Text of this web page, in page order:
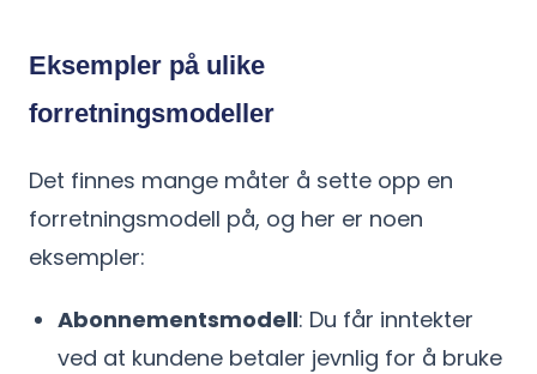
Eksempler på ulike
forretningsmodeller
Det finnes mange måter å sette opp en
forretningsmodell på, og her er noen
eksempler:
Abonnementsmodell: Du får inntekter
ved at kundene betaler jevnlig for å bruke